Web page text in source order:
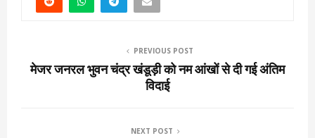
PREVIOUS POST
मेजर जनरल भुवन चंद्र खंडूड़ी को नम आंखों से दी गई अंतिम
विदाई
NEXT POST